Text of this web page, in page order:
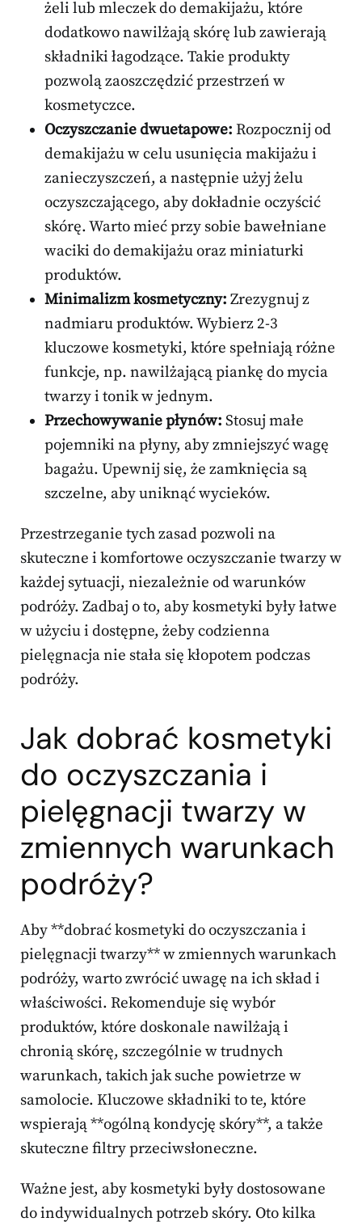
żeli lub mleczek do demakijażu, które
dodatkowo nawilżają skórę lub zawierają
składniki łagodzące. Takie produkty
pozwolą zaoszczędzić przestrzeń w
kosmetyczce.
Oczyszczanie dwuetapowe: Rozpocznij od
demakijażu w celu usunięcia makijażu i
zanieczyszczeń, a następnie użyj żelu
oczyszczającego, aby dokładnie oczyścić
skórę. Warto mieć przy sobie bawełniane
waciki do demakijażu oraz miniaturki
produktów.
Minimalizm kosmetyczny: Zrezygnuj z
nadmiaru produktów. Wybierz 2-3
kluczowe kosmetyki, które spełniają różne
funkcje, np. nawilżającą piankę do mycia
twarzy i tonik w jednym.
Przechowywanie płynów: Stosuj małe
pojemniki na płyny, aby zmniejszyć wagę
bagażu. Upewnij się, że zamknięcia są
szczelne, aby uniknąć wycieków.
Przestrzeganie tych zasad pozwoli na
skuteczne i komfortowe oczyszczanie twarzy w
każdej sytuacji, niezależnie od warunków
podróży. Zadbaj o to, aby kosmetyki były łatwe
w użyciu i dostępne, żeby codzienna
pielęgnacja nie stała się kłopotem podczas
podróży.
Jak dobrać kosmetyki
do oczyszczania i
pielęgnacji twarzy w
zmiennych warunkach
podróży?
Aby **dobrać kosmetyki do oczyszczania i
pielęgnacji twarzy** w zmiennych warunkach
podróży, warto zwrócić uwagę na ich skład i
właściwości. Rekomenduje się wybór
produktów, które doskonale nawilżają i
chronią skórę, szczególnie w trudnych
warunkach, takich jak suche powietrze w
samolocie. Kluczowe składniki to te, które
wspierają **ogólną kondycję skóry**, a także
skuteczne filtry przeciwsłoneczne.
Ważne jest, aby kosmetyki były dostosowane
do indywidualnych potrzeb skóry. Oto kilka